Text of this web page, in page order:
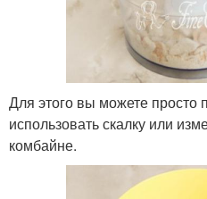
Для этого вы можете просто
использовать скалку или
комбайне.